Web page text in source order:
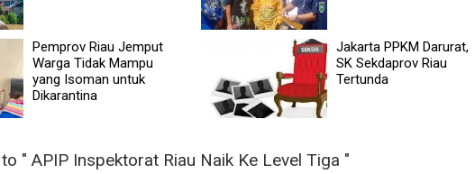
Pemprov Riau Jemput
Warga Tidak Mampu
yang Isoman untuk
Dikarantina
Jakarta PPKM Darurat,
SK Sekdaprov Riau
Tertunda
" APIP Inspektorat Riau Naik Ke Level Tiga "